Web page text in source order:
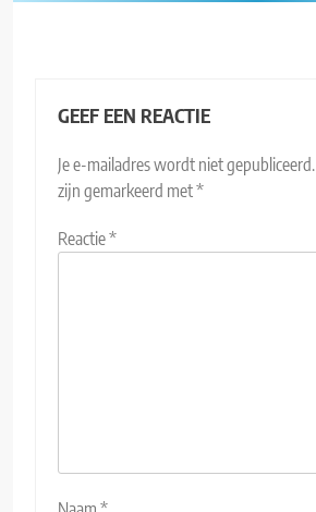
GEEF EEN REACTIE
Je e-mailadres wordt niet gepubliceerd.
zijn gemarkeerd met*
Reactie*